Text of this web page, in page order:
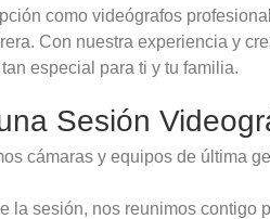
como videógrafos
Con nuestra experiencia y
especial para ti y tu familia.
Sesión
cámaras y equipos de última
la sesión, nos reunimos contigo